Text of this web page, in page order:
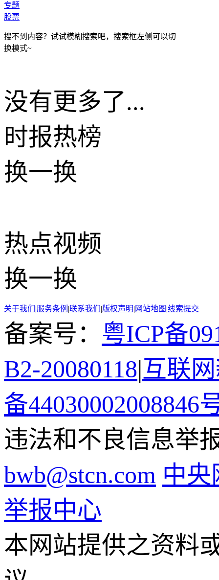
专题
股票
搜不到内容？试试模糊搜索吧，搜索框左侧可以切
换模式~
没有更多了...
时报热榜
换一换
热点视频
换一换
关于我们 |服务条例 |联系我们 |版权声明| 网站地图 |线索提交
备案号： 粤ICP备
B2-20080118|互联
备44030002008846
违法和不良信息举
bwb@stcn.com 中
举报中心
本网站提供之资料